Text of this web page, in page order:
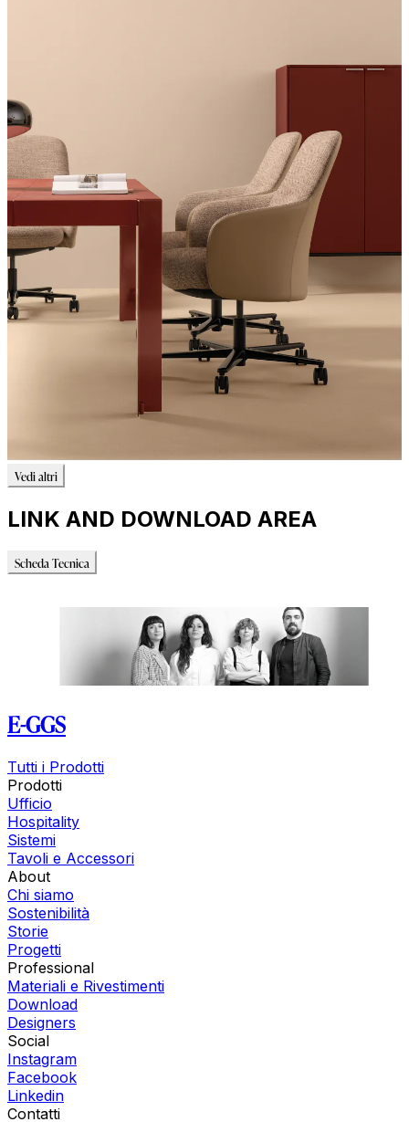
Vedi altri
LINK AND DOWNLOAD AREA
Scheda Tecnica
E-GGS
Tutti i Prodotti
Prodotti
Ufficio
Hospitality
Sistemi
Tavoli e Accessori
About
Chi siamo
Sostenibilità
Storie
Progetti
Professional
Materiali e Rivestimenti
Download
Designers
Social
Instagram
Facebook
Linkedin
Contatti